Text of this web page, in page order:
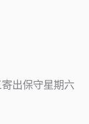
出保守星期六